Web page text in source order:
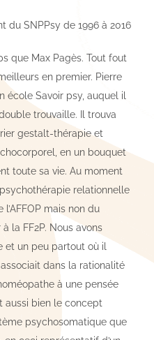
du SNPPsy de 1996 à 2016
que Max Pagès. Tout fout
en premier. Pierre
école Savoir psy, auquel il
trouvaille. Il trouva
gestalt-thérapie et
en un bouquet
toute sa vie. Au moment
relationnelle
mais non du
la FF2P. Nous avons
et un peu partout où il
dans la rationalité
à une pensée
aussi bien le concept
psychosomatique que